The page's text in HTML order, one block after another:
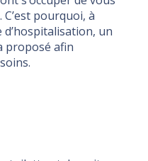
pourquoi, à
un
proposé afin